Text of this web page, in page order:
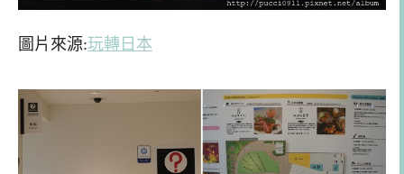
圖片來源:玩轉日本